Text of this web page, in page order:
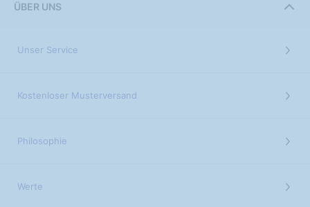
ÜBER UNS
Unser Service
Kostenloser Musterversand
Philosophie
Werte